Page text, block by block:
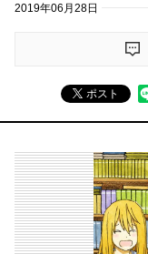
2019年06月28日
ポスト